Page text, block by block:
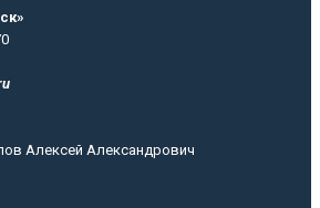
Алексей Александрович